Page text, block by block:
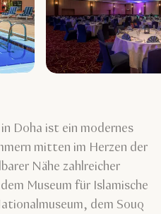
Doha ist ein modernes
mitten im Herzen der
Nähe zahlreicher
Museum für Islamische
dem Souq